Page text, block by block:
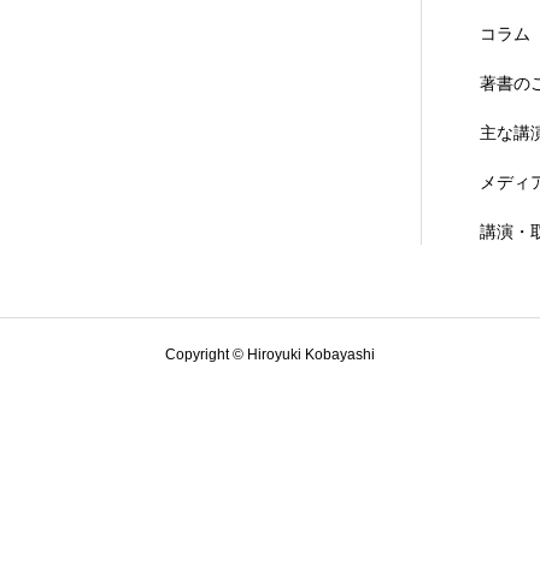
コラム
著書の
主な講
メディ
講演・
Copyright © Hiroyuki Kobayashi